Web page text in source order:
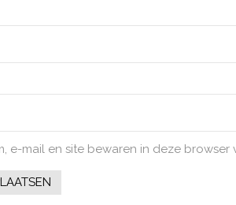
e-mail en site bewaren in deze